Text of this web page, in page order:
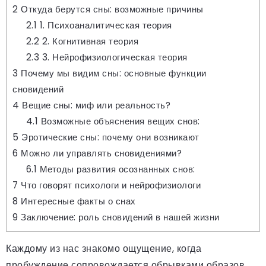
2 Откуда берутся сны: возможные причины
2.1 1. Психоаналитическая теория
2.2 2. Когнитивная теория
2.3 3. Нейрофизиологическая теория
3 Почему мы видим сны: основные функции
сновидений
4 Вещие сны: миф или реальность?
4.1 Возможные объяснения вещих снов:
5 Эротические сны: почему они возникают
6 Можно ли управлять сновидениями?
6.1 Методы развития осознанных снов:
7 Что говорят психологи и нейрофизиологи
8 Интересные факты о снах
9 Заключение: роль сновидений в нашей жизни
Каждому из нас знакомо ощущение, когда